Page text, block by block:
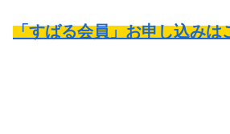
「すばる会員」お申し込みは